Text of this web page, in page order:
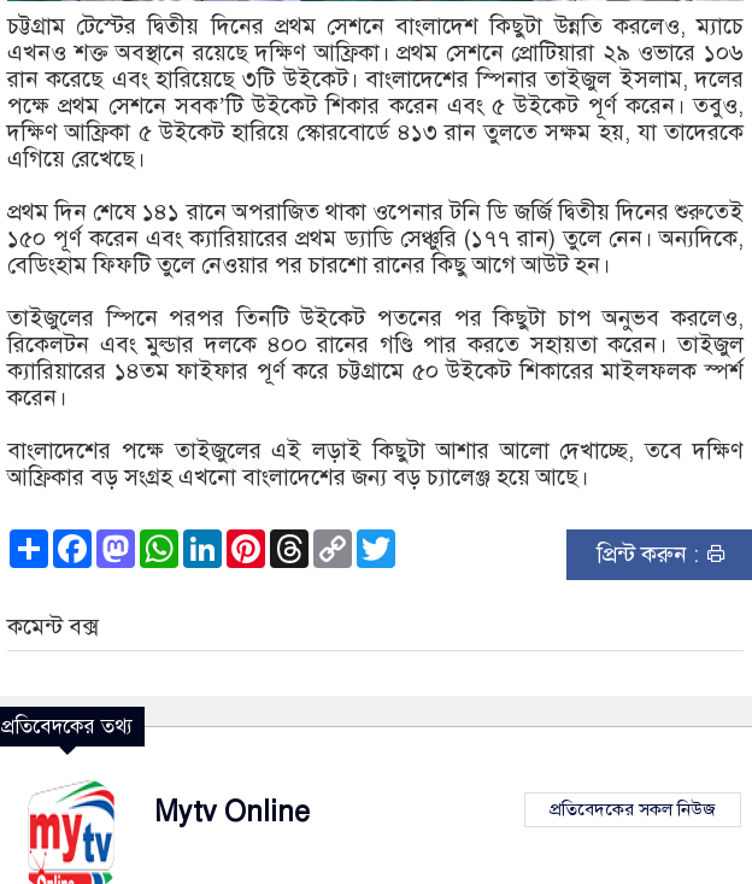
চট্টগ্রাম টেস্টের দ্বিতীয় দিনের প্রথম সেশনে বাংলাদেশ কিছুটা উন্নতি করলেও, ম্যাচে
এখনও শক্ত অবস্থানে রয়েছে দক্ষিণ আফ্রিকা। প্রথম সেশনে প্রোটিয়ারা ২৯ ওভারে ১০৬
রান করেছে এবং হারিয়েছে ৩টি উইকেট। বাংলাদেশের স্পিনার তাইজুল ইসলাম, দলের
পক্ষে প্রথম সেশনে সবক’টি উইকেট শিকার করেন এবং ৫ উইকেট পূর্ণ করেন। তবুও,
দক্ষিণ আফ্রিকা ৫ উইকেট হারিয়ে স্কোরবোর্ডে ৪১৩ রান তুলতে সক্ষম হয়, যা তাদেরকে
এগিয়ে রেখেছে।
প্রথম দিন শেষে ১৪১ রানে অপরাজিত থাকা ওপেনার টনি ডি জর্জি দ্বিতীয় দিনের শুরুতেই
১৫০ পূর্ণ করেন এবং ক্যারিয়ারের প্রথম ড্যাডি সেঞ্চুরি (১৭৭ রান) তুলে নেন। অন্যদিকে,
বেডিংহাম ফিফটি তুলে নেওয়ার পর চারশো রানের কিছু আগে আউট হন।
তাইজুলের স্পিনে পরপর তিনটি উইকেট পতনের পর কিছুটা চাপ অনুভব করলেও,
রিকেলটন এবং মুল্ডার দলকে ৪০০ রানের গণ্ডি পার করতে সহায়তা করেন। তাইজুল
ক্যারিয়ারের ১৪তম ফাইফার পূর্ণ করে চট্টগ্রামে ৫০ উইকেট শিকারের মাইলফলক স্পর্শ
করেন।
বাংলাদেশের পক্ষে তাইজুলের এই লড়াই কিছুটা আশার আলো দেখাচ্ছে, তবে দক্ষিণ
আফ্রিকার বড় সংগ্রহ এখনো বাংলাদেশের জন্য বড় চ্যালেঞ্জ হয়ে আছে।
ShareFacebook
Mastodon
WhatsApp
LinkedInPinterest
Threads
Copy
Link প্রিন্ট করুন :
কমেন্ট বক্স
প্রতিবেদকের তথ্য
Mytv Online প্রতিবেদকের সকল নিউজ